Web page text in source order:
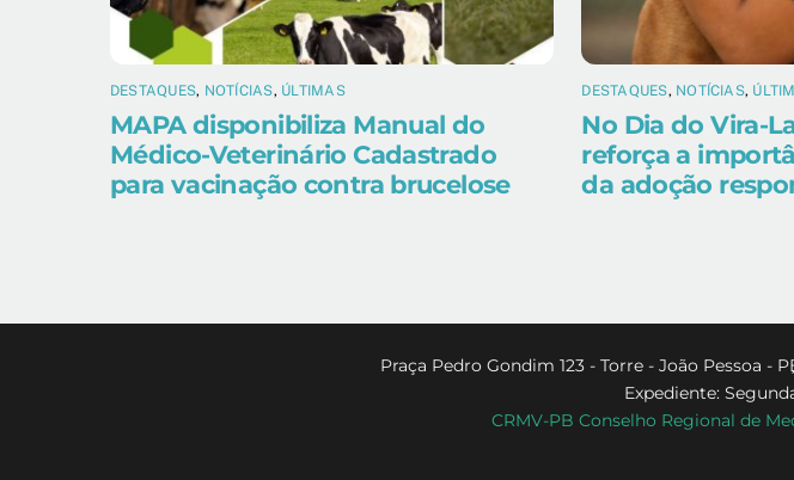
DESTAQUES, NOTÍCIAS, ÚLTIMAS
MAPA disponibiliza Manual do
Médico-Veterinário Cadastrado
para vacinação contra brucelose
DESTAQUES, NOTÍCIAS,
No Dia do Vira-
reforça a
da adoção
Praça Pedro Gondim 123 - Torre - João Pessoa -
Expediente:
CRMV-PB Conselho Regional de